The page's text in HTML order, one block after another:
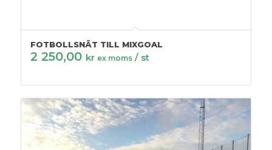
FOTBOLLSNÄT TILL MIXGOAL
2 250,00 kr ex moms / st